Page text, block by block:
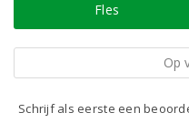
Fles
Op
Schrijf als eerste een